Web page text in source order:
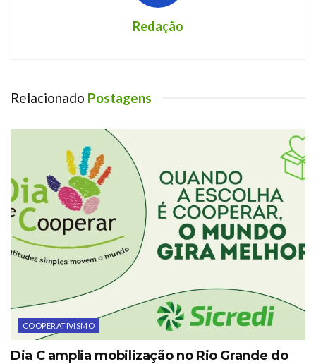
Redação
Relacionado Postagens
COOPERATIVISMO
Dia C amplia mobilização no Rio Grande do